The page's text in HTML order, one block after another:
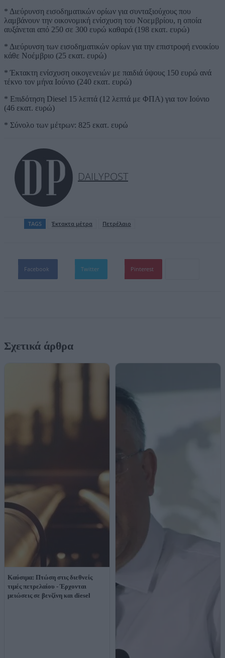
* Διεύρυνση εισοδηματικών ορίων για συνταξιούχους που
λαμβάνουν την οικονομική ενίσχυση του Νοεμβρίου, η οποία
αυξάνεται από 250 σε 300 ευρώ καθαρά (198 εκατ. ευρώ)
* Διεύρυνση των εισοδηματικών ορίων για την επιστροφή ενοικίου
κάθε Νοέμβριο (25 εκατ. ευρώ)
* Έκτακτη ενίσχυση οικογενειών με παιδιά ύψους 150 ευρώ ανά
τέκνο τον μήνα Ιούνιο (240 εκατ. ευρώ)
* Επιδότηση Diesel 15 λεπτά (12 λεπτά με ΦΠΑ) για τον Ιούνιο
(46 εκατ. ευρώ)
* Σύνολο των μέτρων: 825 εκατ. ευρώ
DAILYPOST
TAGS Έκτακτα μέτρα Πετρέλαιο
Facebook Twitter Pinterest
Σχετικά άρθρα
Καύσιμα: Πτώση στις διεθνείς
τιμές πετρελαίου - Έρχονται
μειώσεις σε βενζίνη και diesel